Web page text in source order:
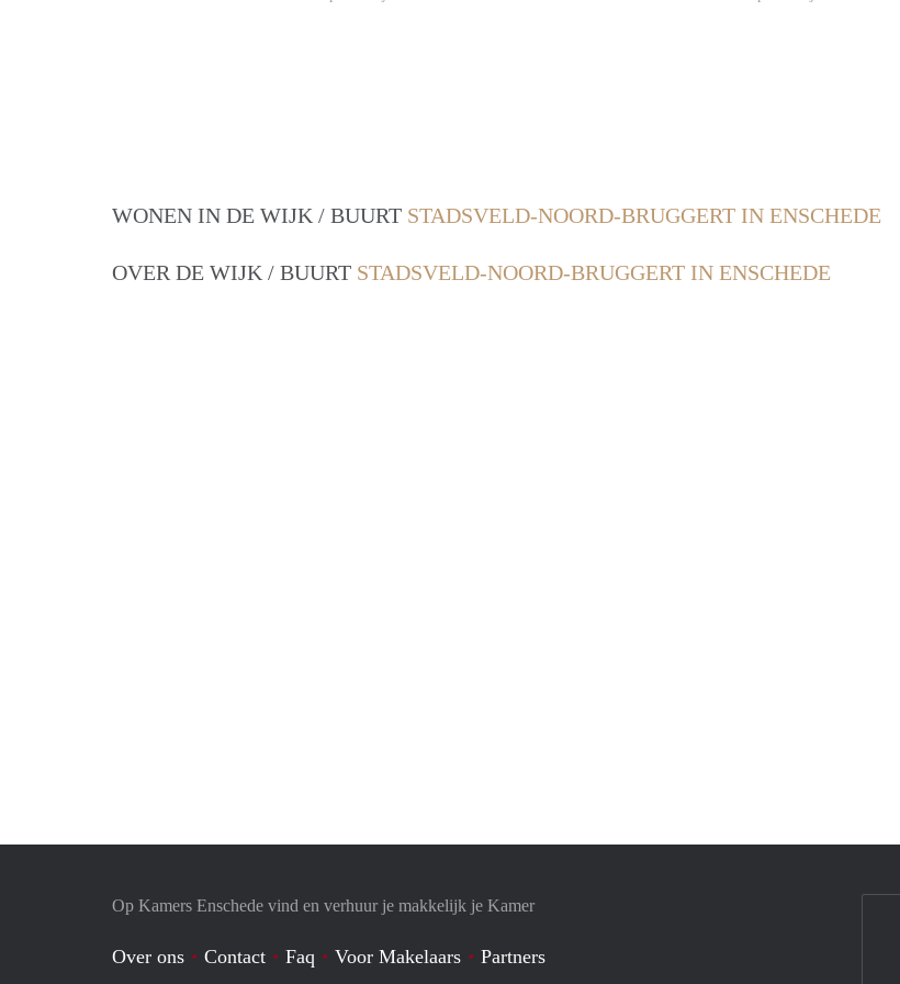
WONEN IN DE WIJK / BUURT STADSVELD-NOORD-BRUGGERT IN ENSCHEDE
OVER DE WIJK / BUURT STADSVELD-NOORD-BRUGGERT IN ENSCHEDE
Op Kamers Enschede vind en verhuur je makkelijk je Kamer
Over ons Contact Faq Voor Makelaars Partners